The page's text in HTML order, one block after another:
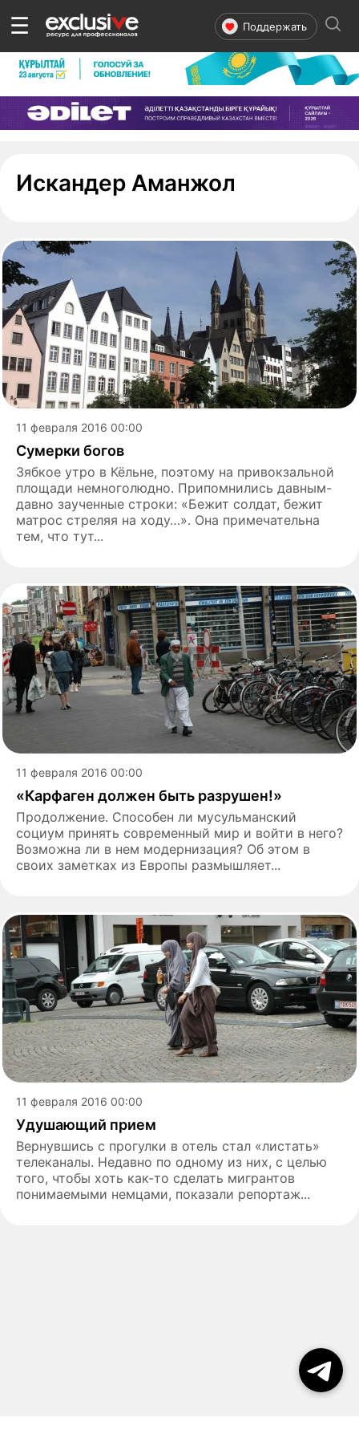
☰ Поддержать
Искандер Аманжол
11 февраля 2016 00:00
Сумерки богов
Зябкое утро в Кёльне, поэтому на привокзальной
площади немноголюдно. Припомнились давным-
давно заученные строки: «Бежит солдат, бежит
матрос стреляя на ходу…». Она примечательна
тем, что тут...
11 февраля 2016 00:00
«Карфаген должен быть разрушен!»
Продолжение. Способен ли мусульманский
социум принять современный мир и войти в него?
Возможна ли в нем модернизация? Об этом в
своих заметках из Европы размышляет...
11 февраля 2016 00:00
Удушающий прием
Вернувшись с прогулки в отель стал «листать»
телеканалы. Недавно по одному из них, с целью
того, чтобы хоть как-то сделать мигрантов
понимаемыми немцами, показали репортаж...